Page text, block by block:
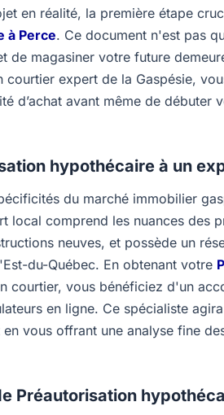
en réalité, la première étape
à Perce. Ce document n'est pas
de magasiner votre future
expert de la Gaspésie,
d’achat avant même de débuter
hypothécaire à un
du marché immobilier
local comprend les nuances des
neuves, et possède un
du-Québec. En obtenant votre
courtier, vous bénéficiez d'un
en ligne. Ce spécialiste
en vous offrant une analyse fine
Préautorisation